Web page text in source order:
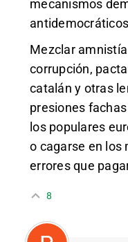
mecanismos
Mezclar
corrupción,
catalán y otras
presiones
los populares
o cagarse en los
errores que
8